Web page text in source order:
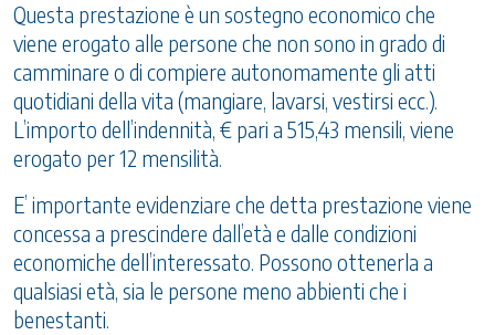
Questa prestazione è un sostegno economico che
viene erogato alle persone che non sono in grado di
camminare o di compiere autonomamente gli atti
quotidiani della vita (mangiare, lavarsi, vestirsi ecc.).
L’importo dell’indennità, € pari a 515,43 mensili, viene
erogato per 12 mensilità.
E’ importante evidenziare che detta prestazione viene
concessa a prescindere dall’età e dalle condizioni
economiche dell’interessato. Possono ottenerla a
qualsiasi età, sia le persone meno abbienti che i
benestanti.